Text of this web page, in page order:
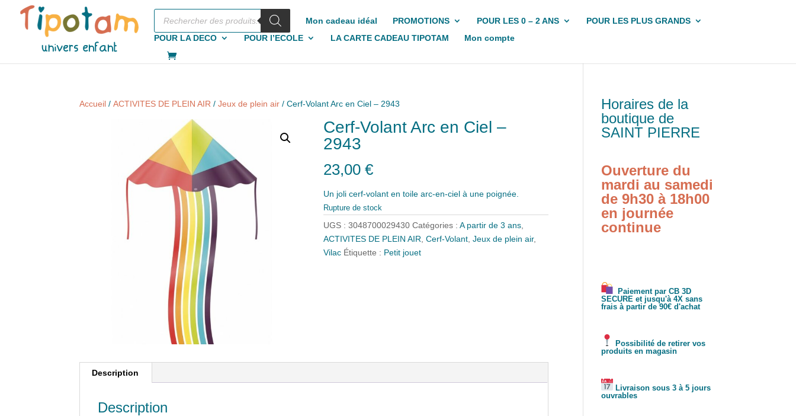
Recherche
produits
Mon cadeau idéal PROMOTIONS POUR LES 0 – 2 ANS
POUR LES PLUS GRANDS
POUR LA DECO
POUR l’ECOLE LA CARTE CADEAU TIPOTAM Mon compte
Accueil /ACTIVITES DE PLEIN AIR /Jeux de plein air / Cerf-Volant Arc en Ciel – 2943
Cerf-Volant Arc en Ciel –
2943
23,00€
Un joli cerf-volant en toile arc-en-ciel à une poignée.
Rupture de stock
UGS :3048700029430 Catégories :A partir de 3 ans,
ACTIVITES DE PLEIN AIR,Cerf-Volant,Jeux de plein air,
Vilac Étiquette : Petit jouet
Description
Description
Horaires de la
boutique de
SAINT PIERRE
Ouverture du
mardi au samedi
de 9h30 à 18h00
en journée
continue
Paiement par CB 3D
SECURE et jusqu'à 4X sans
frais à partir de 90€ d'achat
Possibilité de retirer vos
produits en magasin
Livraison sous 3 à 5 jours
ouvrables